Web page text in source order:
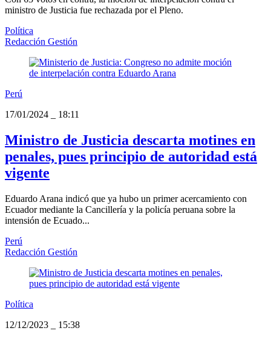
ministro de Justicia fue rechazada por el Pleno.
Política
Redacción Gestión
Perú
17/01/2024
18:11
Ministro de Justicia descarta motines en
penales, pues principio de autoridad está
vigente
Eduardo Arana indicó que ya hubo un primer acercamiento con
Ecuador mediante la Cancillería y la policía peruana sobre la
intensión de Ecuado...
Perú
Redacción Gestión
Política
12/12/2023
15:38